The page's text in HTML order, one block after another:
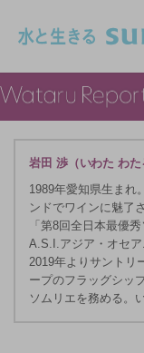
岩田 渉（いわた わ
1989年愛知県生まれ
ンドでワインに魅了
「第8回全日本最優
A.S.I.アジア・オセア
2019年よりサントリ
ープのフラッグシッ
ソムリエを務める。